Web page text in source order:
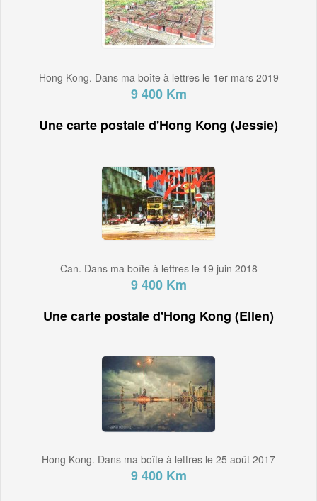
Hong Kong. Dans ma boîte à lettres le 1er mars 2019
9 400 Km
Une carte postale d'Hong Kong (Jessie)
Can. Dans ma boîte à lettres le 19 juin 2018
9 400 Km
Une carte postale d'Hong Kong (Ellen)
Hong Kong. Dans ma boîte à lettres le 25 août 2017
9 400 Km